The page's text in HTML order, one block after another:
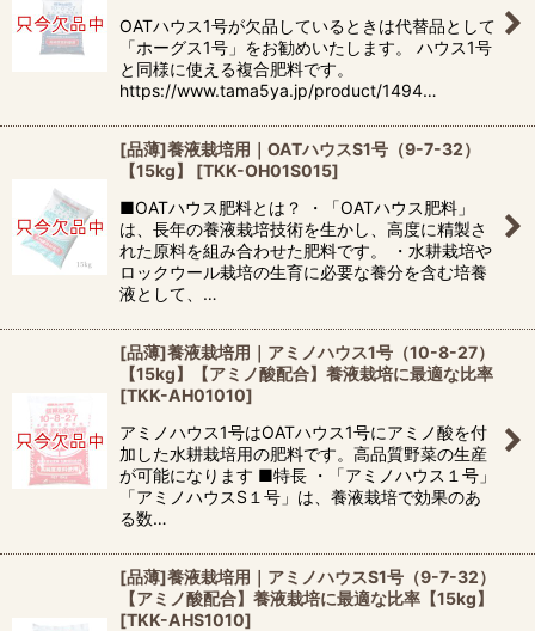
OATハウス1号が欠品しているときは代替品として
「ホーグス1号」をお勧めいたします。 ハウス1号
と同様に使える複合肥料です。
https://www.tama5ya.jp/product/1494…
[品薄]養液栽培用｜OATハウスS1号（9-7-32）
【15kg】
[TKK-OH01S015]
■OATハウス肥料とは？ ・「OATハウス肥料」
は、長年の養液栽培技術を生かし、高度に精製さ
れた原料を組み合わせた肥料です。 ・水耕栽培や
ロックウール栽培の生育に必要な養分を含む培養
液として、…
[品薄]養液栽培用｜アミノハウス1号（10-8-27）
【15kg】【アミノ酸配合】養液栽培に最適な比率
[TKK-AH01010]
アミノハウス1号はOATハウス1号にアミノ酸を付
加した水耕栽培用の肥料です。高品質野菜の生産
が可能になります ■特長 ・「アミノハウス１号」
「アミノハウスS１号」は、養液栽培で効果のあ
る数…
[品薄]養液栽培用｜アミノハウスS1号（9-7-32）
【アミノ酸配合】養液栽培に最適な比率【15kg】
[TKK-AHS1010]